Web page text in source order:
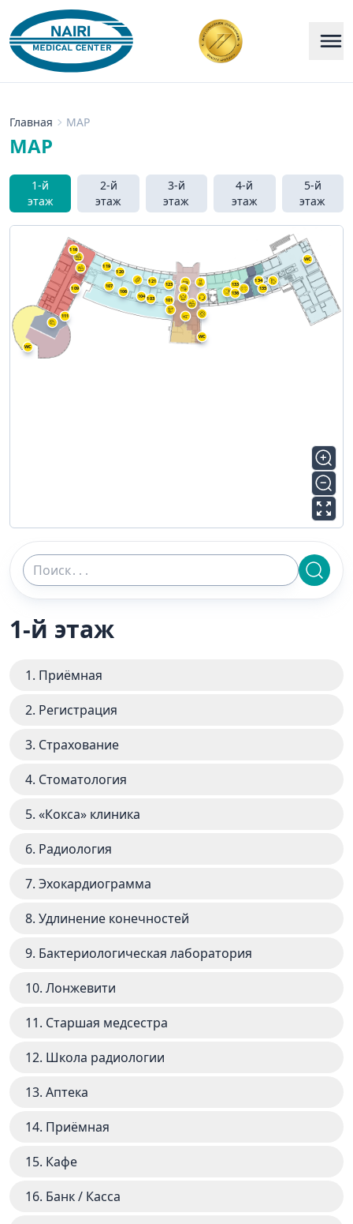
Главная MAP
MAP
1-й
этаж
2-й
этаж
3-й
этаж
4-й
этаж
5-й
этаж
WC
WC
101
120
106
119
109
111
WC
134
135
104
116
103
107
121
123
133
136
1-й этаж
1. Приёмная
2. Регистрация
3. Страхование
4. Стоматология
5. «Кокса» клиника
6. Радиология
7. Эхокардиограмма
8. Удлинение конечностей
9. Бактериологическая лаборатория
10. Лонжевити
11. Старшая медсестра
12. Школа радиологии
13. Аптека
14. Приёмная
15. Кафе
16. Банк / Касса